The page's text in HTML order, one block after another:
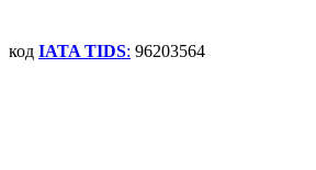
код IATA TIDS: 96203564